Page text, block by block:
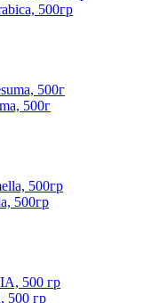
500гр
500г
500гр
500 гр